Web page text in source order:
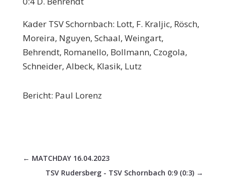
Kader TSV Schornbach: Lott, F. Kraljic, Rösch,
Moreira, Nguyen, Schaal, Weingart,
Behrendt, Romanello, Bollmann, Czogola,
Schneider, Albeck, Klasik, Lutz
Bericht: Paul Lorenz
← MATCHDAY 16.04.2023
TSV Rudersberg - TSV Schornbach 0:9 (0:3) →